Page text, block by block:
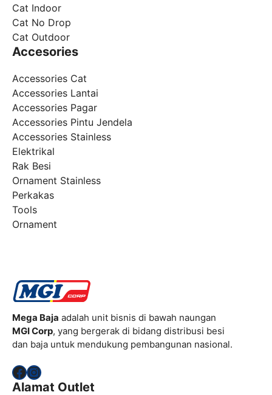
Cat Indoor
Cat No Drop
Cat Outdoor
Accesories
Accessories Cat
Accessories Lantai
Accessories Pagar
Accessories Pintu Jendela
Accessories Stainless
Elektrikal
Rak Besi
Ornament Stainless
Perkakas
Tools
Ornament
Mega Baja adalah unit bisnis di bawah naungan
MGI Corp, yang bergerak di bidang distribusi besi
dan baja untuk mendukung pembangunan nasional.
Facebook
Instagram
Alamat Outlet